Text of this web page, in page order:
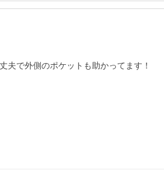
夫で外側のポケットも助かってます！